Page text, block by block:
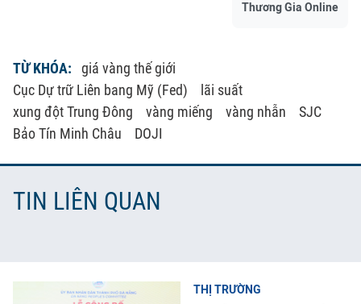
Thương Gia Online
TỪ KHÓA:
giá vàng thế giới
Cục Dự trữ Liên bang Mỹ (Fed)
lãi suất
xung đột Trung Đông
vàng miếng vàng nhẫn
SJC
Bảo Tín Minh Châu
DOJI
TIN LIÊN QUAN
THỊ TRƯỜNG